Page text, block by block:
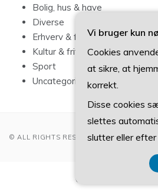
Bolig, hus & have
Diverse
Erhverv & forbrug
Kultur & fritid
Sport
Uncategorized
© ALL RIGHTS RESERVED 2022
CVR-Nummer 374
Vi bruger kun
Cookies
at sikre, at
korrekt.
Disse cookies
slettes
slutter eller